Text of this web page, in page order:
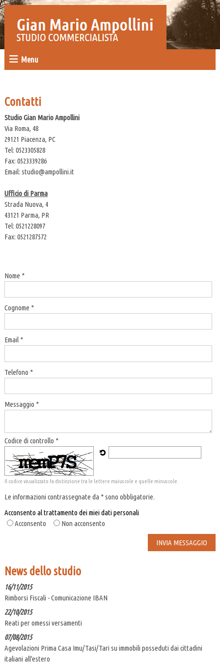
Menu
Contatti
Studio Gian Mario Ampollini
Via Roma, 48
29121 Piacenza, PC
Tel: 0523305828
Fax: 0523339286
Email: studio@ampollini.it
Ufficio di Parma
Strada Nuova, 4
43121 Parma, PR
Tel: 0521228097
Fax: 0521287572
Nome *
Cognome *
Email *
Telefono *
Messaggio *
Codice di controllo *
Il codice visualizzato fa distinzione tra le lettere maiuscole e quelle minuscole.
Le informazioni contrassegnate da * sono obbligatorie.
Acconsento al trattamento dei miei dati personali
Acconsento
Non acconsento
News dello studio
16/11/2015
Rimborsi Fiscali - Comunicazione IBAN
22/10/2015
Reati per omessi versamenti
07/08/2015
Agevolazioni Prima Casa Imu/Tasi/Tari su immobili posseduti dai cittadini
italiani all'estero